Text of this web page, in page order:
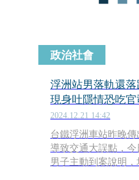
政治社會
浮洲站男落軌還
現身吐隱情恐吃官
2024.12.21 14:42
台鐵浮洲車站昨晚傳
導致交通大誤點，
男子主動到案說明